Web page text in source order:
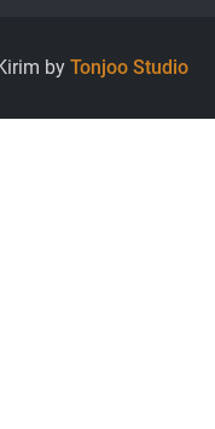
by Tonjoo Studio